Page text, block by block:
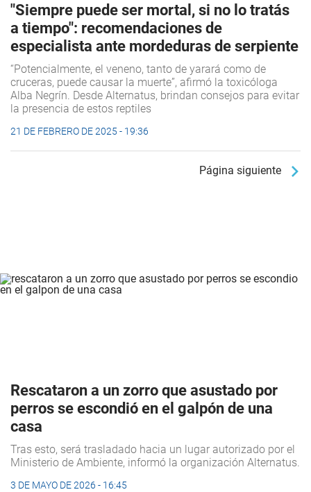
"Siempre puede ser mortal, si no lo tratás
a tiempo": recomendaciones de
especialista ante mordeduras de serpiente
“Potencialmente, el veneno, tanto de yarará como de
cruceras, puede causar la muerte”, afirmó la toxicóloga
Alba Negrín. Desde Alternatus, brindan consejos para evitar
la presencia de estos reptiles
21 DE FEBRERO DE 2025 - 19:36
Página siguiente
Rescataron a un zorro que asustado por
perros se escondió en el galpón de una
casa
Tras esto, será trasladado hacia un lugar autorizado por el
Ministerio de Ambiente, informó la organización Alternatus.
3 DE MAYO DE 2026 - 16:45